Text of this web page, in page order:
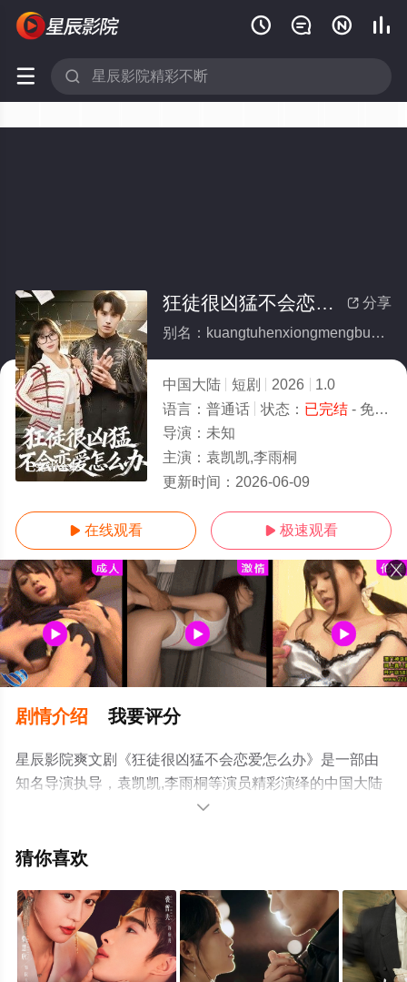
   
 
已完结/全集
 分享
狂徒很凶猛不会恋爱怎么办(全集)
别名：kuangtuhenxiongmengbuhuilianaizenmeban
中国大陆 短剧 2026
1.0
语言： 普通话 状态： 已完结- 免费在线观看
导演： 未知
主演： 袁凯凯,李雨桐
更新时间： 2026-06-09
 在线观看  极速观看
剧情介绍 我要评分
星辰影院爽文剧《狂徒很凶猛不会恋爱怎么办》是一部由
知名导演执导，袁凯凯,李雨桐等演员精彩演绎的中国大陆
电视剧，大结局剧情已揭晓（已完结），手机免费观看高
可移步至豆瓣电视剧、电视猫或剧情网等平台了解。

猜你喜欢